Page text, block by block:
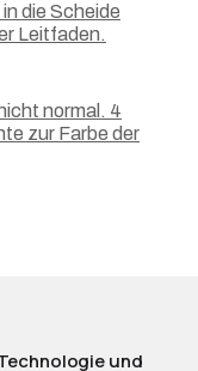
die Scheide
Leitfaden.
normal. 4
zur Farbe der
und